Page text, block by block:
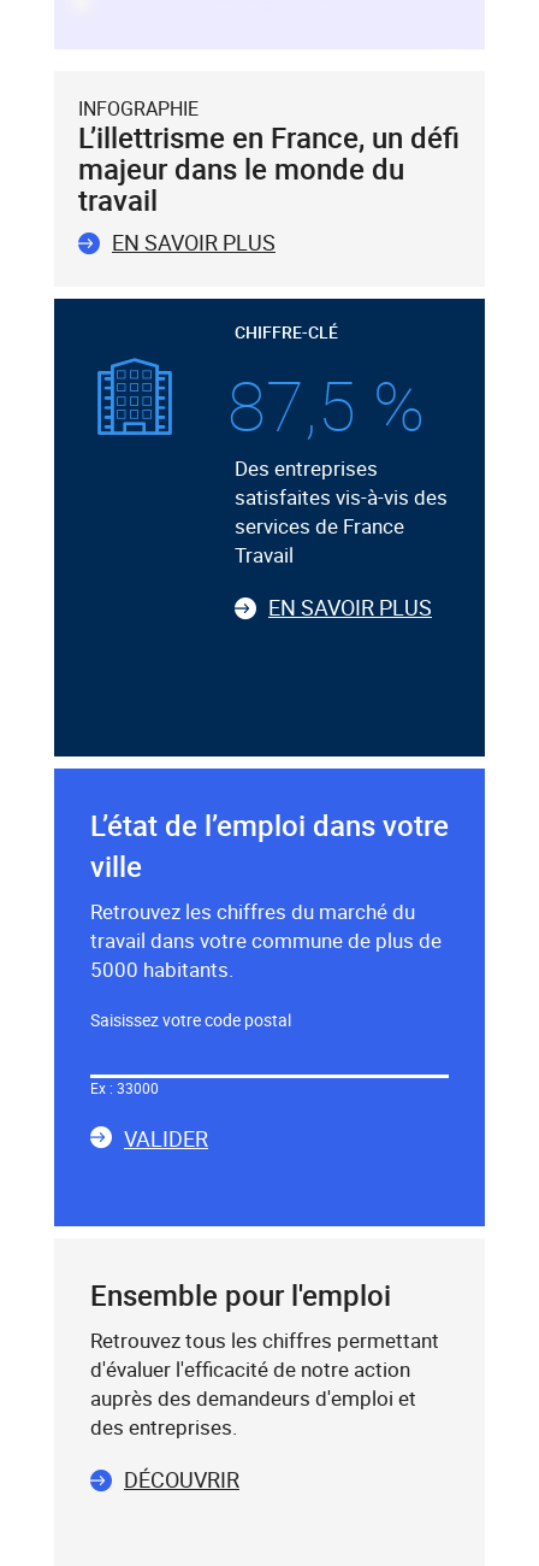
INFOGRAPHIE
L’illettrisme en France, un défi
majeur dans le monde du
travail
EN SAVOIR PLUS
CHIFFRE-CLÉ
87,5 %
Des entreprises
satisfaites vis-à-vis des
services de France
Travail
EN SAVOIR PLUS
L’état de l’emploi dans votre
ville
Retrouvez les chiffres du marché du
travail dans votre commune de plus de
5000 habitants.
Saisissez votre code postal
le
ci-
un
clé
(exemple
:
75019),
sélectionnez-
le
la
Ex : 33000
VALIDERLA
CODE
Ensemble pour l'emploi
Retrouvez tous les chiffres permettant
d'évaluer l'efficacité de notre action
auprès des demandeurs d'emploi et
des entreprises.
DÉCOUVRIR